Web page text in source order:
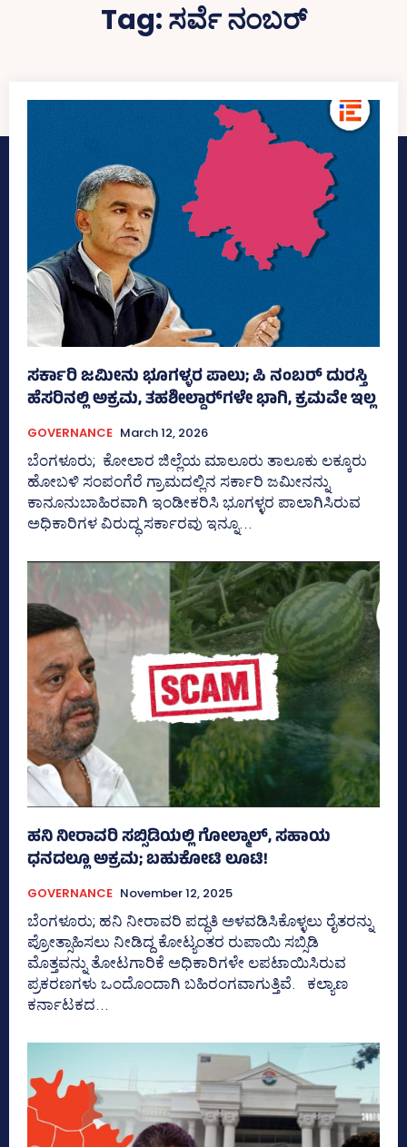
Tag:ಸರ್ವೆ ನಂಬರ್‌
ಸರ್ಕಾರಿ ಜಮೀನು ಭೂಗಳ್ಳರ ಪಾಲು; ಪಿ ನಂಬರ್ ದುರಸ್ತಿ
ಹೆಸರಿನಲ್ಲಿ ಅಕ್ರಮ, ತಹಶೀಲ್ದಾರ್‍‌ಗಳೇ ಭಾಗಿ, ಕ್ರಮವೇ ಇಲ್ಲ
GOVERNANCE March 12, 2026
ಬೆಂಗಳೂರು; ಕೋಲಾರ ಜಿಲ್ಲೆಯ ಮಾಲೂರು ತಾಲೂಕು ಲಕ್ಕೂರು
ಹೋಬಳಿ ಸಂಪಂಗೆರೆ ಗ್ರಾಮದಲ್ಲಿನ ಸರ್ಕಾರಿ ಜಮೀನನ್ನು
ಕಾನೂನುಬಾಹಿರವಾಗಿ ಇಂಡೀಕರಿಸಿ ಭೂಗಳ್ಳರ ಪಾಲಾಗಿಸಿರುವ
ಅಧಿಕಾರಿಗಳ ವಿರುದ್ಧ ಸರ್ಕಾರವು ಇನ್ನೂ...
ಹನಿ ನೀರಾವರಿ ಸಬ್ಸಿಡಿಯಲ್ಲಿ ಗೋಲ್ಮಾಲ್‌, ಸಹಾಯ
ಧನದಲ್ಲೂ ಅಕ್ರಮ; ಬಹುಕೋಟಿ ಲೂಟಿ!
GOVERNANCE November 12, 2025
ಬೆಂಗಳೂರು; ಹನಿ ನೀರಾವರಿ ಪದ್ಧತಿ ಅಳವಡಿಸಿಕೊಳ್ಳಲು ರೈತರನ್ನು
ಪ್ರೋತ್ಸಾಹಿಸಲು ನೀಡಿದ್ದ ಕೋಟ್ಯಂತರ ರುಪಾಯಿ ಸಬ್ಸಿಡಿ
ಮೊತ್ತವನ್ನು ತೋಟಗಾರಿಕೆ ಅಧಿಕಾರಿಗಳೇ ಲಪಟಾಯಿಸಿರುವ
ಪ್ರಕರಣಗಳು ಒಂದೊಂದಾಗಿ ಬಹಿರಂಗವಾಗುತ್ತಿವೆ. ಕಲ್ಯಾಣ
ಕರ್ನಾಟಕದ...